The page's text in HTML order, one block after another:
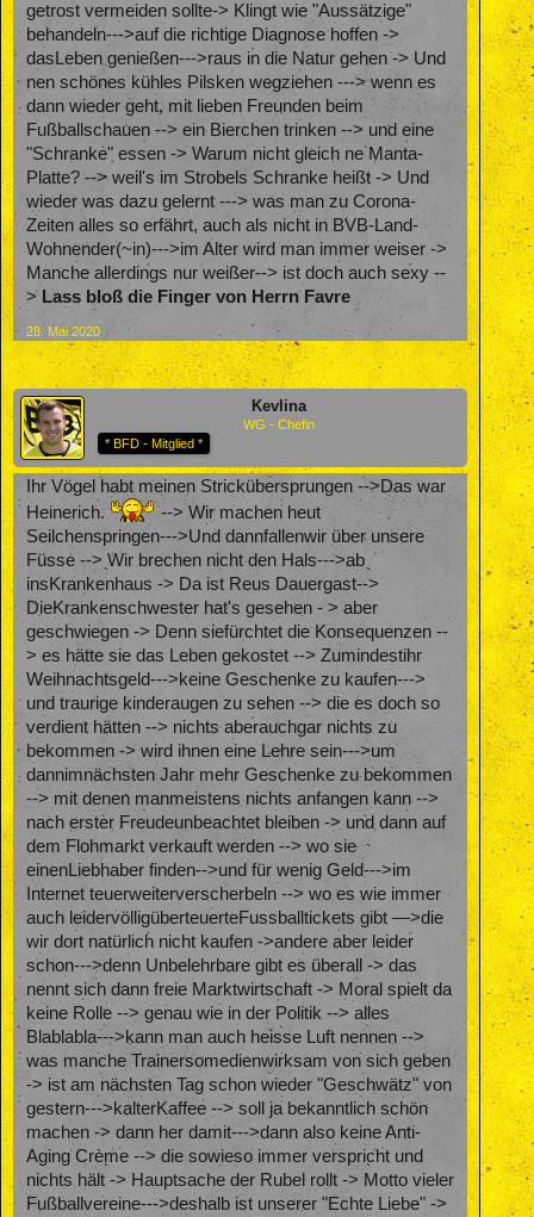
getrost vermeiden sollte-> Klingt wie "Aussätzige"
behandeln--->auf die richtige Diagnose hoffen ->
dasLeben genießen--->raus in die Natur gehen -> Und
nen schönes kühles Pilsken wegziehen ---> wenn es
dann wieder geht, mit lieben Freunden beim
Fußballschauen --> ein Bierchen trinken --> und eine
"Schranke" essen -> Warum nicht gleich ne Manta-
Platte? --> weil's im Strobels Schranke heißt -> Und
wieder was dazu gelernt ---> was man zu Corona-
Zeiten alles so erfährt, auch als nicht in BVB-Land-
Wohnender(~in)--->im Alter wird man immer weiser ->
Manche allerdings nur weißer--> ist doch auch sexy --
> Lass bloß die Finger von Herrn Favre
28. Mai 2020
Kevlina
WG - Chefin
* BFD - Mitglied *
Ihr Vögel habt meinen Strickübersprungen -->Das war
Heinerich.
--> Wir machen heut
Seilchenspringen--->Und dannfallenwir über unsere
Füsse --> Wir brechen nicht den Hals--->ab
insKrankenhaus -> Da ist Reus Dauergast-->
DieKrankenschwester hat's gesehen - > aber
geschwiegen -> Denn siefürchtet die Konsequenzen --
> es hätte sie das Leben gekostet --> Zumindestihr
Weihnachtsgeld--->keine Geschenke zu kaufen--->
und traurige kinderaugen zu sehen --> die es doch so
verdient hätten --> nichts aberauchgar nichts zu
bekommen -> wird ihnen eine Lehre sein--->um
dannimnächsten Jahr mehr Geschenke zu bekommen
--> mit denen manmeistens nichts anfangen kann -->
nach erster Freudeunbeachtet bleiben -> und dann auf
dem Flohmarkt verkauft werden --> wo sie
einenLiebhaber finden-->und für wenig Geld--->im
Internet teuerweiterverscherbeln --> wo es wie immer
auch leidervölligüberteuerteFussballtickets gibt —>die
wir dort natürlich nicht kaufen ->andere aber leider
schon--->denn Unbelehrbare gibt es überall -> das
nennt sich dann freie Marktwirtschaft -> Moral spielt da
keine Rolle --> genau wie in der Politik --> alles
Blablabla--->kann man auch heisse Luft nennen -->
was manche Trainersomedienwirksam von sich geben
-> ist am nächsten Tag schon wieder "Geschwätz" von
gestern--->kalterKaffee --> soll ja bekanntlich schön
machen -> dann her damit--->dann also keine Anti-
Aging Crème --> die sowieso immer verspricht und
nichts hält -> Hauptsache der Rubel rollt -> Motto vieler
Fußballvereine--->deshalb ist unserer "Echte Liebe" ->